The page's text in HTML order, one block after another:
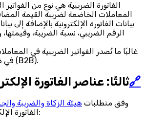
الفاتورة الضريبية هي نوع من
المعاملات الخاضعة لضريبة القيمة
بيانات الفاتورة الإلكترونية بالإضافة إلى
الرقم الضريبي، نسبة الضريبة،
غالبًا ما تُصدر الفواتير الضريبية في
في ضريبة القيمة المضافة (B2B).
ثالثًا: عناصر الفاتورة🔗
وفق متطلبات هيئة الزكاة والضريبة
الفاتورة الإلكترونية العناصر التالية: